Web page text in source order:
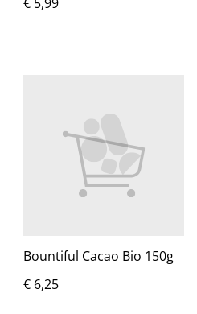
Bountiful Cacao Bio 150g
€ 6,25